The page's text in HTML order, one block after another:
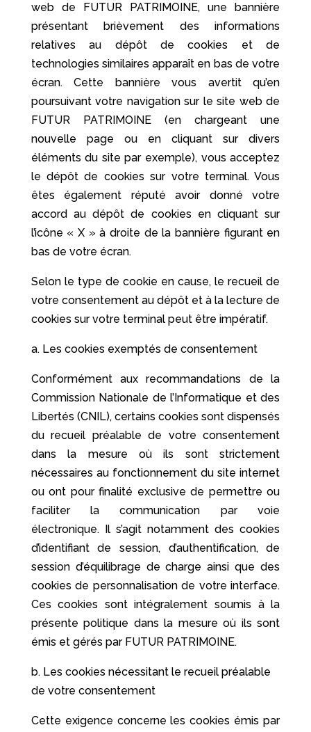
web de FUTUR PATRIMOINE, une bannière
présentant brièvement des informations
relatives au dépôt de cookies et de
technologies similaires apparaît en bas de votre
écran. Cette bannière vous avertit qu’en
poursuivant votre navigation sur le site web de
FUTUR PATRIMOINE (en chargeant une
nouvelle page ou en cliquant sur divers
éléments du site par exemple), vous acceptez
le dépôt de cookies sur votre terminal. Vous
êtes également réputé avoir donné votre
accord au dépôt de cookies en cliquant sur
l’icône « X » à droite de la bannière figurant en
bas de votre écran.
Selon le type de cookie en cause, le recueil de
votre consentement au dépôt et à la lecture de
cookies sur votre terminal peut être impératif.
a. Les cookies exemptés de consentement
Conformément aux recommandations de la
Commission Nationale de l’Informatique et des
Libertés (CNIL), certains cookies sont dispensés
du recueil préalable de votre consentement
dans la mesure où ils sont strictement
nécessaires au fonctionnement du site internet
ou ont pour finalité exclusive de permettre ou
faciliter la communication par voie
électronique. Il s’agit notamment des cookies
d’identifiant de session, d’authentification, de
session d’équilibrage de charge ainsi que des
cookies de personnalisation de votre interface.
Ces cookies sont intégralement soumis à la
présente politique dans la mesure où ils sont
émis et gérés par FUTUR PATRIMOINE.
b. Les cookies nécessitant le recueil préalable
de votre consentement
Cette exigence concerne les cookies émis par